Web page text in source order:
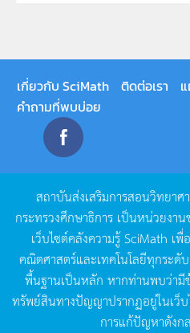
เกี่ยวกับ SciMath ติดต่อเรา
คำถามที่พบบ่อย
สถาบันส่งเสริมการสอนวิทยาศ
กระทรวงศึกษาธิการ เป็นหน่วยงาน
เว็บไซต์คลังความรู้SciMath เพื่
คณิตศาสตร์และเทคโนโลยีทุกระดั
พื้นฐานเป็นหลัก หากท่านพบว่ามี
ทรัพย์สินทางปัญญาปรากฏอยู่ในเว็บ
การแก้ปัญหาดังก